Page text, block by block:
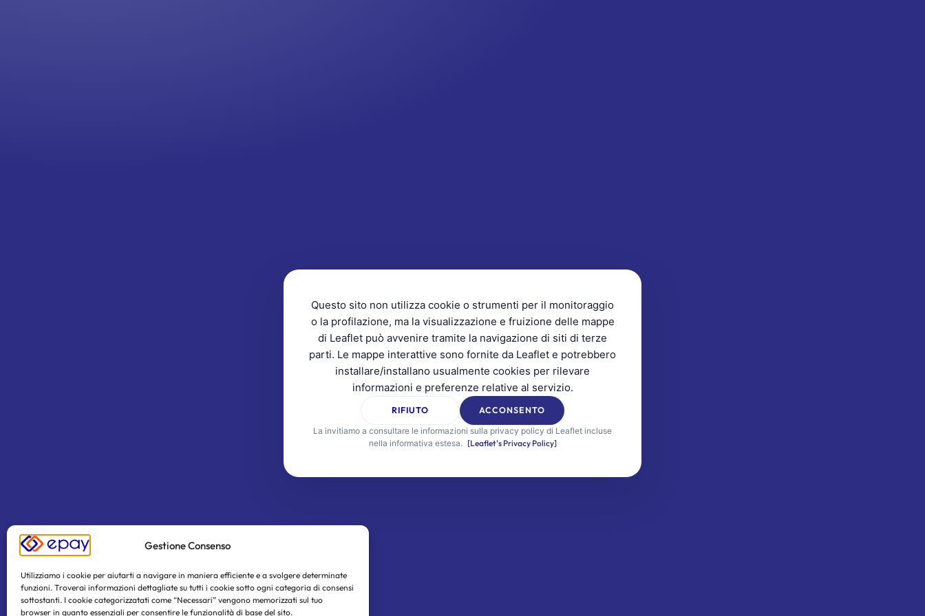
Gestione Consenso
Utilizziamo i cookie per aiutarti a navigare in maniera efficiente e a svolgere determinate
funzioni. Troverai informazioni dettagliate su tutti i cookie sotto ogni categoria di consensi
sottostanti. I cookie categorizzatati come “Necessari” vengono memorizzati sul tuo
browser in quanto essenziali per consentire le funzionalità di base del sito.
Questo sito non utilizza cookie o strumenti per il monitoraggio
o la profilazione, ma la visualizzazione e fruizione delle mappe
di Leaflet può avvenire tramite la navigazione di siti di terze
parti. Le mappe interattive sono fornite da Leaflet e potrebbero
installare/installano usualmente cookies per rilevare
informazioni e preferenze relative al servizio.
RIFIUTO
ACCONSENTO
La invitiamo a consultare le informazioni sulla privacy policy di Leaflet incluse
nella informativa estesa. [Leaflet's Privacy Policy]